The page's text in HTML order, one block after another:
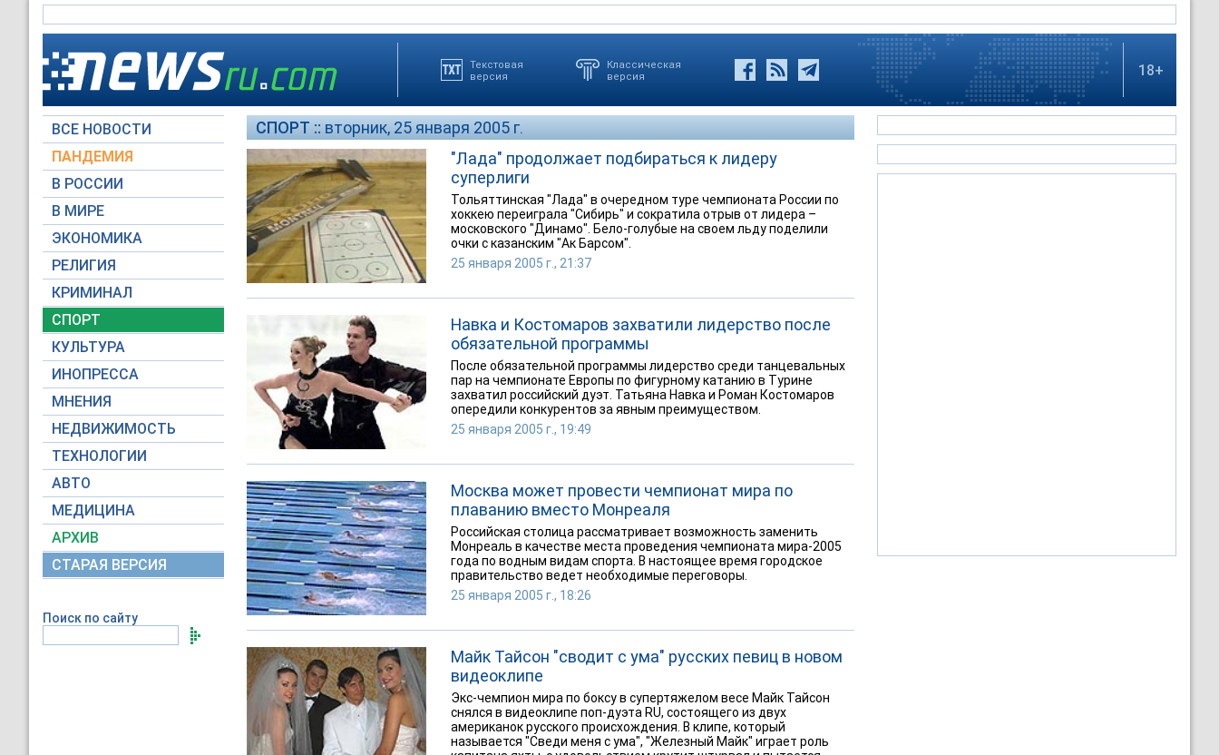
Текстовая
версия
Классическая
версия
18+
ВСЕ НОВОСТИ
ПАНДЕМИЯ
В РОССИИ
В МИРЕ
ЭКОНОМИКА
РЕЛИГИЯ
КРИМИНАЛ
СПОРТ
КУЛЬТУРА
ИНОПРЕССА
МНЕНИЯ
НЕДВИЖИМОСТЬ
ТЕХНОЛОГИИ
АВТО
МЕДИЦИНА
АРХИВ
СТАРАЯ ВЕРСИЯ
Поиск по сайту
СПОРТ :: вторник, 25 января 2005 г.
"Лада" продолжает подбираться к лидеру
суперлиги
Тольяттинская "Лада" в очередном туре чемпионата России по
хоккею переиграла "Сибирь" и сократила отрыв от лидера –
московского "Динамо". Бело-голубые на своем льду поделили
очки с казанским "Ак Барсом".
25 января 2005 г., 21:37
Навка и Костомаров захватили лидерство после
обязательной программы
После обязательной программы лидерство среди танцевальных
пар на чемпионате Европы по фигурному катанию в Турине
захватил российский дуэт. Татьяна Навка и Роман Костомаров
опередили конкурентов за явным преимуществом.
25 января 2005 г., 19:49
Москва может провести чемпионат мира по
плаванию вместо Монреаля
Российская столица рассматривает возможность заменить
Монреаль в качестве места проведения чемпионата мира-2005
года по водным видам спорта. В настоящее время городское
правительство ведет необходимые переговоры.
25 января 2005 г., 18:26
Майк Тайсон "сводит с ума" русских певиц в новом
видеоклипе
Экс-чемпион мира по боксу в супертяжелом весе Майк Тайсон
снялся в видеоклипе поп-дуэта RU, состоящего из двух
американок русского происхождения. В клипе, который
называется "Сведи меня с ума", "Железный Майк" играет роль